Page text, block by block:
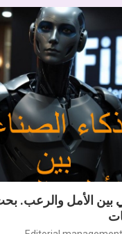
بين الأمل والرعب.